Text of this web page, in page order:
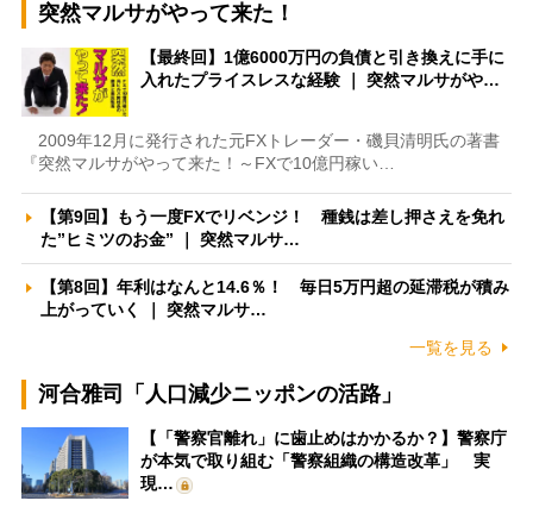
突然マルサがやって来た！
【最終回】1億6000万円の負債と引き換えに手に
入れたプライスレスな経験 ｜ 突然マルサがや…
2009年12月に発行された元FXトレーダー・磯貝清明氏の著書
『突然マルサがやって来た！～FXで10億円稼い…
【第9回】もう一度FXでリベンジ！ 種銭は差し押さえを免れ
た”ヒミツのお金” ｜ 突然マルサ…
【第8回】年利はなんと14.6％！ 毎日5万円超の延滞税が積み
上がっていく ｜ 突然マルサ…
一覧を見る
河合雅司「人口減少ニッポンの活路」
【「警察官離れ」に歯止めはかかるか？】警察庁
が本気で取り組む「警察組織の構造改革」 実
現…